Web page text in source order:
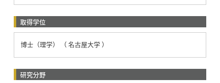
取得学位
博士（理学） （ 名古屋大学 ）
研究分野